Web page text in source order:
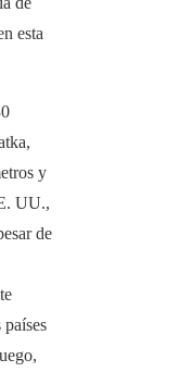
esta
y
UU.,
de